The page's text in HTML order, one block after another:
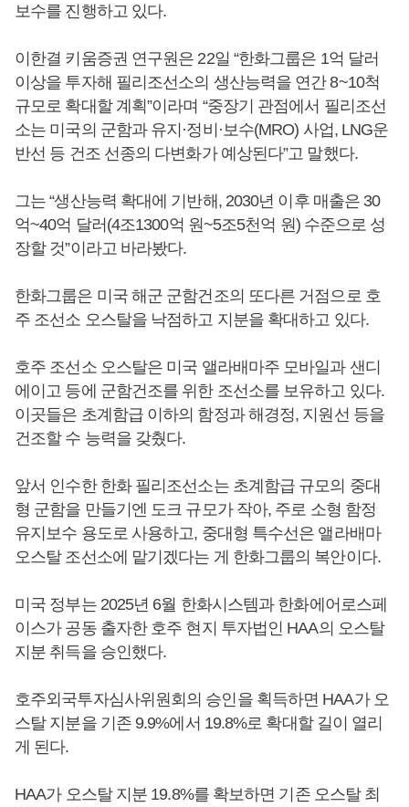
보수를 진행하고 있다.
이한결 키움증권 연구원은 22일 “한화그룹은 1억 달러
이상을 투자해 필리조선소의 생산능력을 연간 8~10척
규모로 확대할 계획”이라며 “중장기 관점에서 필리조선
소는 미국의 군함과 유지·정비·보수(MRO) 사업, LNG운
반선 등 건조 선종의 다변화가 예상된다”고 말했다.
그는 “생산능력 확대에 기반해, 2030년 이후 매출은 30
억~40억 달러(4조1300억 원~5조5천억 원) 수준으로 성
장할 것”이라고 바라봤다.
한화그룹은 미국 해군 군함건조의 또다른 거점으로 호
주 조선소 오스탈을 낙점하고 지분을 확대하고 있다.
호주 조선소 오스탈은 미국 앨라배마주 모바일과 샌디
에이고 등에 군함건조를 위한 조선소를 보유하고 있다.
이곳들은 초계함급 이하의 함정과 해경정, 지원선 등을
건조할 수 능력을 갖췄다.
앞서 인수한 한화 필리조선소는 초계함급 규모의 중대
형 군함을 만들기엔 도크 규모가 작아, 주로 소형 함정
유지보수 용도로 사용하고, 중대형 특수선은 앨라배마
오스탈 조선소에 맡기겠다는 게 한화그룹의 복안이다.
미국 정부는 2025년 6월 한화시스템과 한화에어로스페
이스가 공동 출자한 호주 현지 투자법인 HAA의 오스탈
지분 취득을 승인했다.
호주외국투자심사위원회의 승인을 획득하면 HAA가 오
스탈 지분을 기존 9.9%에서 19.8%로 확대할 길이 열리
게 된다.
HAA가 오스탈 지분 19.8%를 확보하면 기존 오스탈 최